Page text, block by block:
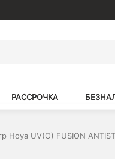
РАССРОЧКА
Hoya UV(O) FUSION